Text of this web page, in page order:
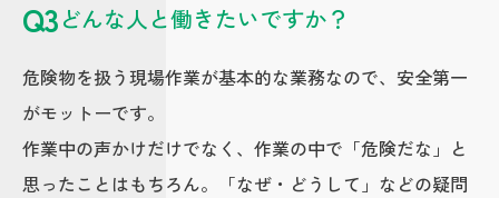
Q3どんな人と働きたいですか？
危険物を扱う現場作業が基本的な業務なので、安全第一
がモットーです。
作業中の声かけだけでなく、作業の中で「危険だな」と
思ったことはもちろん。「なぜ・どうして」などの疑問